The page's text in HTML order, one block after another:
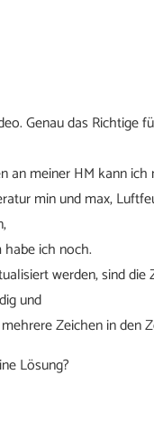
Genau das Richtige
an meiner HM kann
min und max,
ich noch.
werden, sind die
und
Zeichen in den
Lösung?